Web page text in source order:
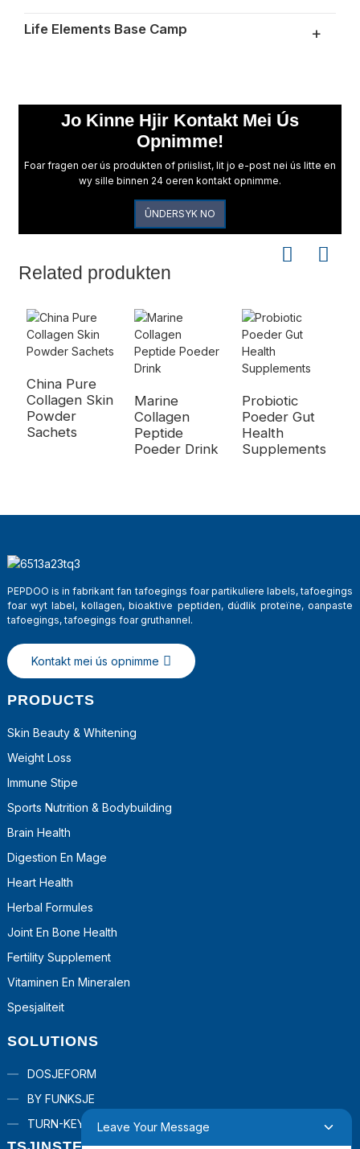
Life Elements Base Camp +
Jo Kinne Hjir Kontakt Mei Ús
Opnimme!
Foar fragen oer ús produkten of priislist, lit jo e-post nei ús litte en
wy sille binnen 24 oeren kontakt opnimme.
ÛNDERSYK NO
Related produkten
China Pure
Collagen Skin
Powder
Sachets
Marine
Collagen
Peptide
Poeder Drink
Probiotic
Poeder Gut
Health
Supplements
PEPDOO is in fabrikant fan tafoegings foar partikuliere labels, tafoegings
foar wyt label, kollagen, bioaktive peptiden, dúdlik proteïne, oanpaste
tafoegings, tafoegings foar gruthannel.
Kontakt mei ús opnimme
PRODUCTS
Skin Beauty & Whitening
Weight Loss
Immune Stipe
Sports Nutrition & Bodybuilding
Brain Health
Digestion En Mage
Heart Health
Herbal Formules
Joint En Bone Health
Fertility Supplement
Vitaminen En Mineralen
Spesjaliteit
SOLUTIONS
DOSJEFORM
BY FUNKSJE
TURN-KEY SOLUTIONLeave Your Message